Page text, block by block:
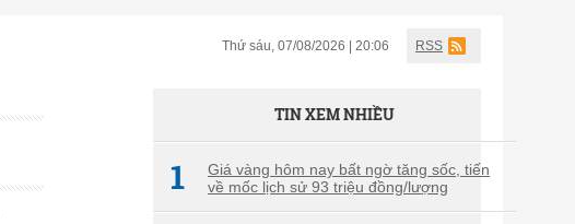
Thứ sáu, 07/08/2026 | 20:06 RSS
TIN XEM NHIỀU
1
Giá vàng hôm nay bất ngờ tăng sốc, tiến
về mốc lịch sử 93 triệu đồng/lượng